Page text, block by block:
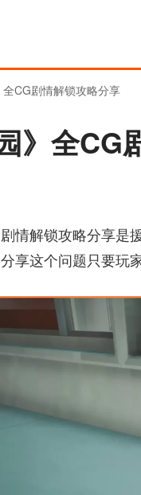
全CG剧情解锁攻略分享
》全
情解锁攻略分享
享这个问题只要玩